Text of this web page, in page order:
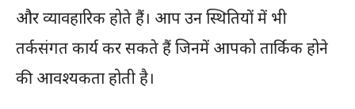
और व्यावहारिक होते हैं। आप उन स्थितियों में भी
तर्कसंगत कार्य कर सकते हैं जिनमें आपको तार्किक होने
की आवश्यकता होती है।